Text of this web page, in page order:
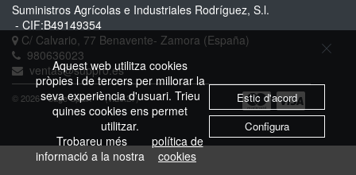
Suministros Agrícolas e Industriales Rodríguez, S.l.
- CIF:B49149354
C/ Calvario, 77 Benavente- Zamora (España)
980636023
ventas@suppro.es
© 2026 - Sage Spain ™ (v.20.27)
Aquest web utilitza cookies
pròpies i de tercers per millorar la
seva experiència d'usuari. Trieu
quines cookies ens permet
utilitzar.
Trobareu més
informació a la nostra
política de
cookies
Estic d'acord
Configura